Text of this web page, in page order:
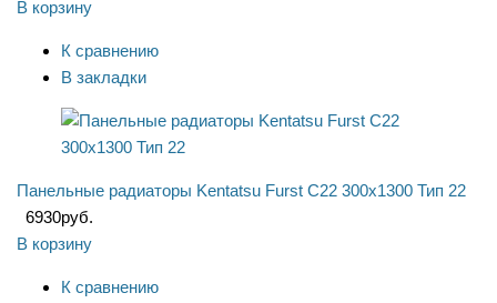
В корзину
К сравнению
В закладки
Панельные радиаторы Kentatsu Furst C22 300x1300 Тип 22
6930руб.
В корзину
К сравнению